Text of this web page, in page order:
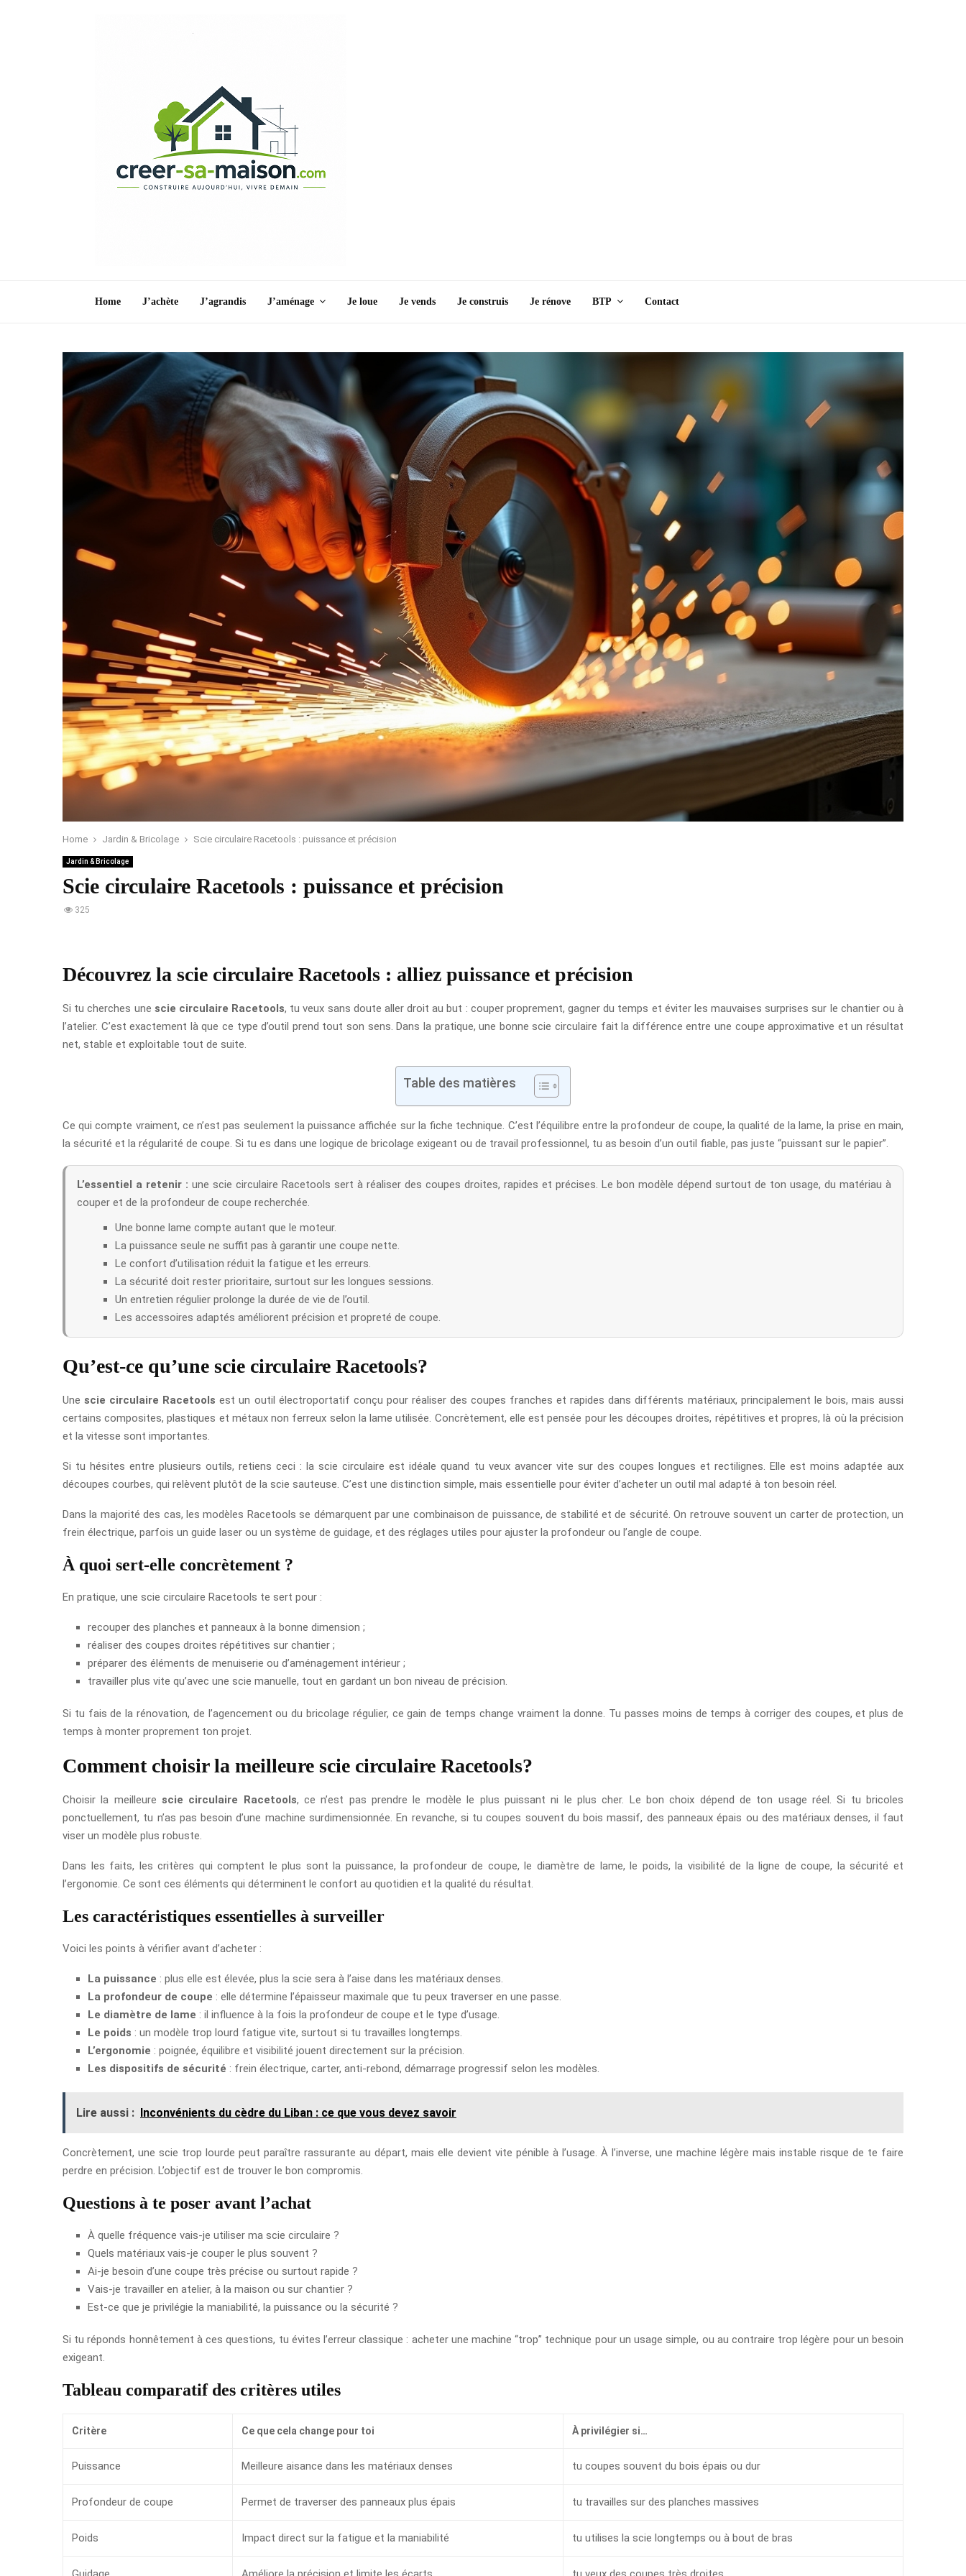
Home J’achète J’agrandis J’aménage Je loue Je vends Je construis Je rénove BTP Contact
Home Jardin & Bricolage Scie circulaire Racetools : puissance et précision
Jardin & Bricolage
Scie circulaire Racetools : puissance et précision
325
Découvrez la scie circulaire Racetools : alliez puissance et précision
Si tu cherches une scie circulaire Racetools, tu veux sans doute aller droit au but : couper proprement, gagner du temps et éviter les mauvaises surprises sur le chantier ou à
l’atelier. C’est exactement là que ce type d’outil prend tout son sens. Dans la pratique, une bonne scie circulaire fait la différence entre une coupe approximative et un résultat
net, stable et exploitable tout de suite.
Table des matières
Ce qui compte vraiment, ce n’est pas seulement la puissance affichée sur la fiche technique. C’est l’équilibre entre la profondeur de coupe, la qualité de la lame, la prise en main,
la sécurité et la régularité de coupe. Si tu es dans une logique de bricolage exigeant ou de travail professionnel, tu as besoin d’un outil fiable, pas juste “puissant sur le papier”.
L’essentiel a retenir : une scie circulaire Racetools sert à réaliser des coupes droites, rapides et précises. Le bon modèle dépend surtout de ton usage, du matériau à
couper et de la profondeur de coupe recherchée.
Une bonne lame compte autant que le moteur.
La puissance seule ne suffit pas à garantir une coupe nette.
Le confort d’utilisation réduit la fatigue et les erreurs.
La sécurité doit rester prioritaire, surtout sur les longues sessions.
Un entretien régulier prolonge la durée de vie de l’outil.
Les accessoires adaptés améliorent précision et propreté de coupe.
Qu’est-ce qu’une scie circulaire Racetools?
Unescie circulaire Racetools est un outil électroportatif conçu pour réaliser des coupes franches et rapides dans différents matériaux, principalement le bois, mais aussi
certains composites, plastiques et métaux non ferreux selon la lame utilisée. Concrètement, elle est pensée pour les découpes droites, répétitives et propres, là où la précision
et la vitesse sont importantes.
Si tu hésites entre plusieurs outils, retiens ceci : la scie circulaire est idéale quand tu veux avancer vite sur des coupes longues et rectilignes. Elle est moins adaptée aux
découpes courbes, qui relèvent plutôt de la scie sauteuse. C’est une distinction simple, mais essentielle pour éviter d’acheter un outil mal adapté à ton besoin réel.
Dans la majorité des cas, les modèles Racetools se démarquent par une combinaison de puissance, de stabilité et de sécurité. On retrouve souvent un carter de protection, un
frein électrique, parfois un guide laser ou un système de guidage, et des réglages utiles pour ajuster la profondeur ou l’angle de coupe.
À quoi sert-elle concrètement ?
En pratique, une scie circulaire Racetools te sert pour :
recouper des planches et panneaux à la bonne dimension ;
réaliser des coupes droites répétitives sur chantier ;
préparer des éléments de menuiserie ou d’aménagement intérieur ;
travailler plus vite qu’avec une scie manuelle, tout en gardant un bon niveau de précision.
Si tu fais de la rénovation, de l’agencement ou du bricolage régulier, ce gain de temps change vraiment la donne. Tu passes moins de temps à corriger des coupes, et plus de
temps à monter proprement ton projet.
Comment choisir la meilleure scie circulaire Racetools?
Choisir la meilleurescie circulaire Racetools, ce n’est pas prendre le modèle le plus puissant ni le plus cher. Le bon choix dépend de ton usage réel. Si tu bricoles
ponctuellement, tu n’as pas besoin d’une machine surdimensionnée. En revanche, si tu coupes souvent du bois massif, des panneaux épais ou des matériaux denses, il faut
viser un modèle plus robuste.
Dans les faits, les critères qui comptent le plus sont la puissance, la profondeur de coupe, le diamètre de lame, le poids, la visibilité de la ligne de coupe, la sécurité et
l’ergonomie. Ce sont ces éléments qui déterminent le confort au quotidien et la qualité du résultat.
Les caractéristiques essentielles à surveiller
Voici les points à vérifier avant d’acheter :
La puissance : plus elle est élevée, plus la scie sera à l’aise dans les matériaux denses.
La profondeur de coupe : elle détermine l’épaisseur maximale que tu peux traverser en une passe.
Le diamètre de lame : il influence à la fois la profondeur de coupe et le type d’usage.
Le poids : un modèle trop lourd fatigue vite, surtout si tu travailles longtemps.
L’ergonomie : poignée, équilibre et visibilité jouent directement sur la précision.
Les dispositifs de sécurité : frein électrique, carter, anti-rebond, démarrage progressif selon les modèles.
Lire aussi : Inconvénients du cèdre du Liban : ce que vous devez savoir
Concrètement, une scie trop lourde peut paraître rassurante au départ, mais elle devient vite pénible à l’usage. À l’inverse, une machine légère mais instable risque de te faire
perdre en précision. L’objectif est de trouver le bon compromis.
Questions à te poser avant l’achat
À quelle fréquence vais-je utiliser ma scie circulaire ?
Quels matériaux vais-je couper le plus souvent ?
Ai-je besoin d’une coupe très précise ou surtout rapide ?
Vais-je travailler en atelier, à la maison ou sur chantier ?
Est-ce que je privilégie la maniabilité, la puissance ou la sécurité ?
Si tu réponds honnêtement à ces questions, tu évites l’erreur classique : acheter une machine “trop” technique pour un usage simple, ou au contraire trop légère pour un besoin
exigeant.
Tableau comparatif des critères utiles
Critère Ce que cela change pour toi À privilégier si…
Puissance Meilleure aisance dans les matériaux denses tu coupes souvent du bois épais ou dur
Profondeur de coupe Permet de traverser des panneaux plus épais tu travailles sur des planches massives
Poids Impact direct sur la fatigue et la maniabilité tu utilises la scie longtemps ou à bout de bras